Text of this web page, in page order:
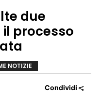
due
processo
NOTIZIE
Condividi